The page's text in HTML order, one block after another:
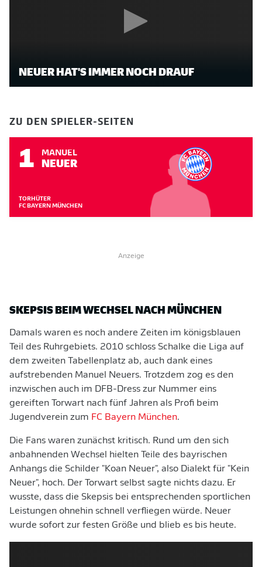
NEUER HAT'S IMMER NOCH DRAUF
ZU DEN SPIELER-SEITEN
1 MANUEL
NEUER
TORHÜTER
FC BAYERN MÜNCHEN
Anzeige
SKEPSIS BEIM WECHSEL NACH MÜNCHEN
Damals waren es noch andere Zeiten im königsblauen
Teil des Ruhrgebiets. 2010 schloss Schalke die Liga auf
dem zweiten Tabellenplatz ab, auch dank eines
aufstrebenden Manuel Neuers. Trotzdem zog es den
inzwischen auch im DFB-Dress zur Nummer eins
gereiften Torwart nach fünf Jahren als Profi beim
Jugendverein zum FC Bayern München.
Die Fans waren zunächst kritisch. Rund um den sich
anbahnenden Wechsel hielten Teile des bayrischen
Anhangs die Schilder "Koan Neuer", also Dialekt für "Kein
Neuer", hoch. Der Torwart selbst sagte nichts dazu. Er
wusste, dass die Skepsis bei entsprechenden sportlichen
Leistungen ohnehin schnell verfliegen würde. Neuer
wurde sofort zur festen Größe und blieb es bis heute.